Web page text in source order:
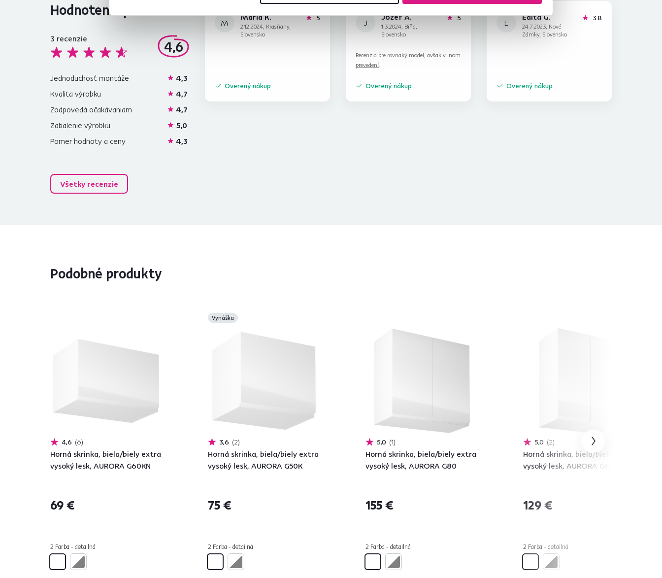
Hodnotenia produktu
4,6
3 recenzie
Jednoduchosť montáže
4,3
Kvalita výrobku
4,7
Zodpovedá očakávaniam
4,7
Zabalenie výrobku
5,0
Pomer hodnoty a ceny
4,3
Všetky recenzie
M
Maria K.
2.12.2024, Krasňany,
Slovensko
5hviezdičiek
Overený nákup
J
Jozef A.
1.3.2024, Bíňa,
Slovensko
5hviezdičiek
Recenzia pre rovnaký model, avšak v inom
prevedení
Overený nákup
E
Edita G.
24.7.2023, Nové
Zámky, Slovensko
3.8
Overený nákup
Podobné produkty
4,6 6
Horná skrinka, biela/biely extra
vysoký lesk, AURORA G60KN
69 €
2 Farba - detailná
Vynáška
3,6 2
Horná skrinka, biela/biely extra
vysoký lesk, AURORA G50K
75 €
2 Farba - detailná
5,0 1
Horná skrinka, biela/biely extra
vysoký lesk, AURORA G80
155 €
2 Farba - detailná
5,0 2
Horná skrinka, biela/biely extra
vysoký lesk, AURORA G602F
129 €
2 Farba - detailná